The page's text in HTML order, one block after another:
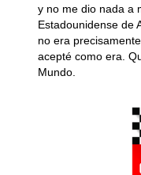
y no me dio nada a
Estadounidense de
no era
acepté como era.
Mundo.